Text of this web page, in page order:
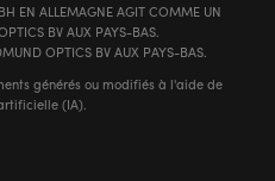
EN ALLEMAGNE AGIT COMME UN
BV AUX PAYS-BAS.
OPTICS BV AUX PAYS-BAS.
générés ou modifiés à l'aide de
(IA).